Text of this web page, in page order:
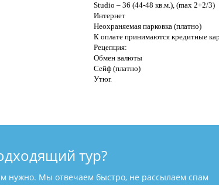
Studio – 36 (44-48 кв.м.), (max 2+2/3)
Интернет
Неохраняемая парковка (платно)
К оплате принимаются кредитные
Рецепция:
Обмен валюты
Сейф (платно)
Утюг.
тур?
нужно. Мы отвечаем быстро, не рассылаем спам